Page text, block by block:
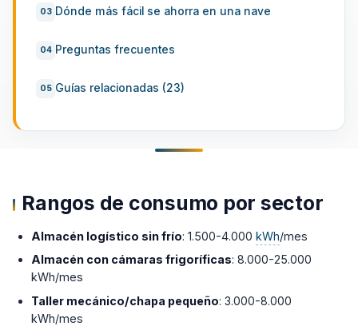
Dónde más fácil se ahorra en una nave
Preguntas frecuentes
Guías relacionadas (23)
Rangos de consumo por sector
Almacén logístico sin frío: 1.500-4.000 kWh/mes
Almacén con cámaras frigoríficas: 8.000-25.000
kWh/mes
Taller mecánico/chapa pequeño: 3.000-8.000
kWh/mes